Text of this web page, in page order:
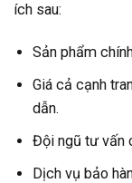
ích sau:
Sản phẩm
Giá cả cạnh
dẫn.
Đội ngũ tư vấn
Dịch vụ bảo